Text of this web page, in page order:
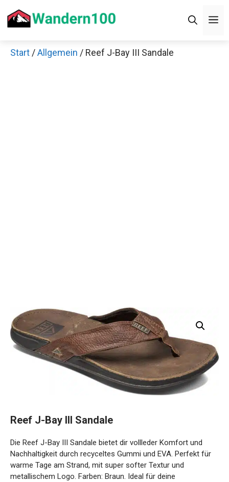
Inhalt
Start /Allgemein / Reef J-Bay III Sandale
Reef J-Bay III Sandale
Die Reef J-Bay III Sandale bietet dir vollleder Komfort und
Nachhaltigkeit durch recyceltes Gummi und EVA. Perfekt für
warme Tage am Strand, mit super softer Textur und
metallischem Logo. Farben: Braun. Ideal für deine